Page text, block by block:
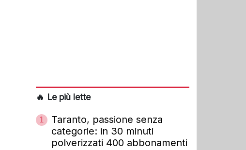
🔥 Le più lette
1
Taranto, passione senza
categorie: in 30 minuti
polverizzati 400 abbonamenti